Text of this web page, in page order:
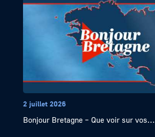
2 juillet 2026
Bonjour Bretagne – Que voir sur vos...